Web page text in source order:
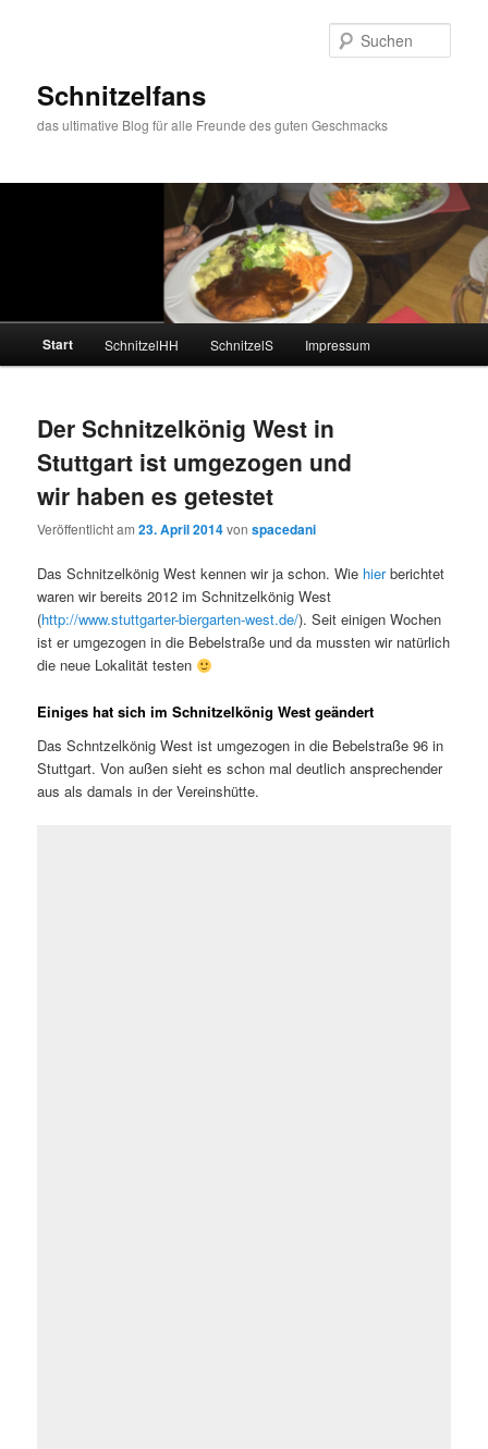
Schnitzelfans
das ultimative Blog für alle Freunde des guten Geschmacks
Hauptmenü
Start SchnitzelHH SchnitzelS Impressum
Der Schnitzelkönig West in
Stuttgart ist umgezogen und
wir haben es getestet
Veröffentlicht am23. April 2014vonspacedani
Das Schnitzelkönig West kennen wir ja schon. Wie hierberichtet
waren wir bereits 2012 im Schnitzelkönig West
(http://www.stuttgarter-biergarten-west.de/). Seit einigen Wochen
ist er umgezogen in die Bebelstraße und da mussten wir natürlich
die neue Lokalität testen
Einiges hat sich im Schnitzelkönig West geändert
Das Schntzelkönig West ist umgezogen in die Bebelstraße 96 in
Stuttgart. Von außen sieht es schon mal deutlich ansprechender
aus als damals in der Vereinshütte.